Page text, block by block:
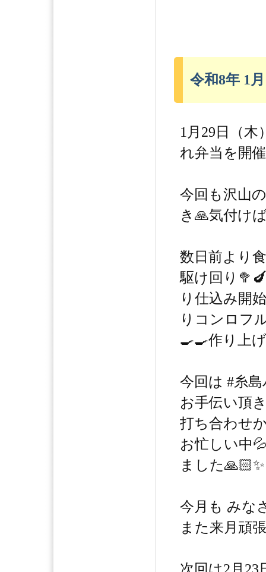
令和8年 1
1月29日（木
れ弁当を開
今回も沢山
き🙏気付け
数日前より
駆け回り
り仕込み開
りコンロフ
🍳🍳作り上
今回は #糸
お手伝い頂
打ち合わせ
お忙しい中
ました🙏🏻✨️
今月も みな
また来月頑